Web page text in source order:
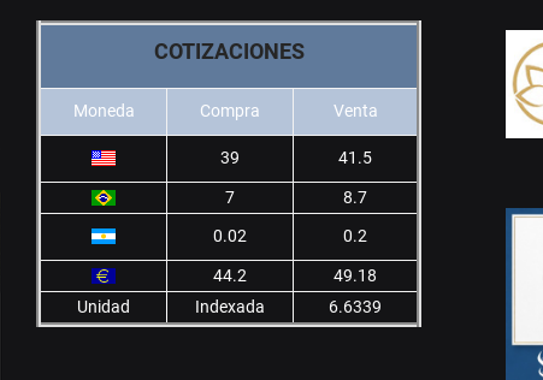
COTIZACIONES
Moneda Compra Venta
39 41.5
7
8.7
0.02
0.2
44.2
49.18
Unidad
Indexada 6.6339